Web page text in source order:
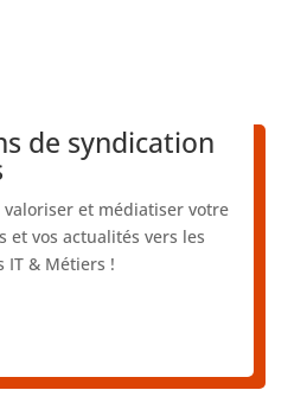
de syndication
valoriser et médiatiser votre
et vos actualités vers les
IT & Métiers !